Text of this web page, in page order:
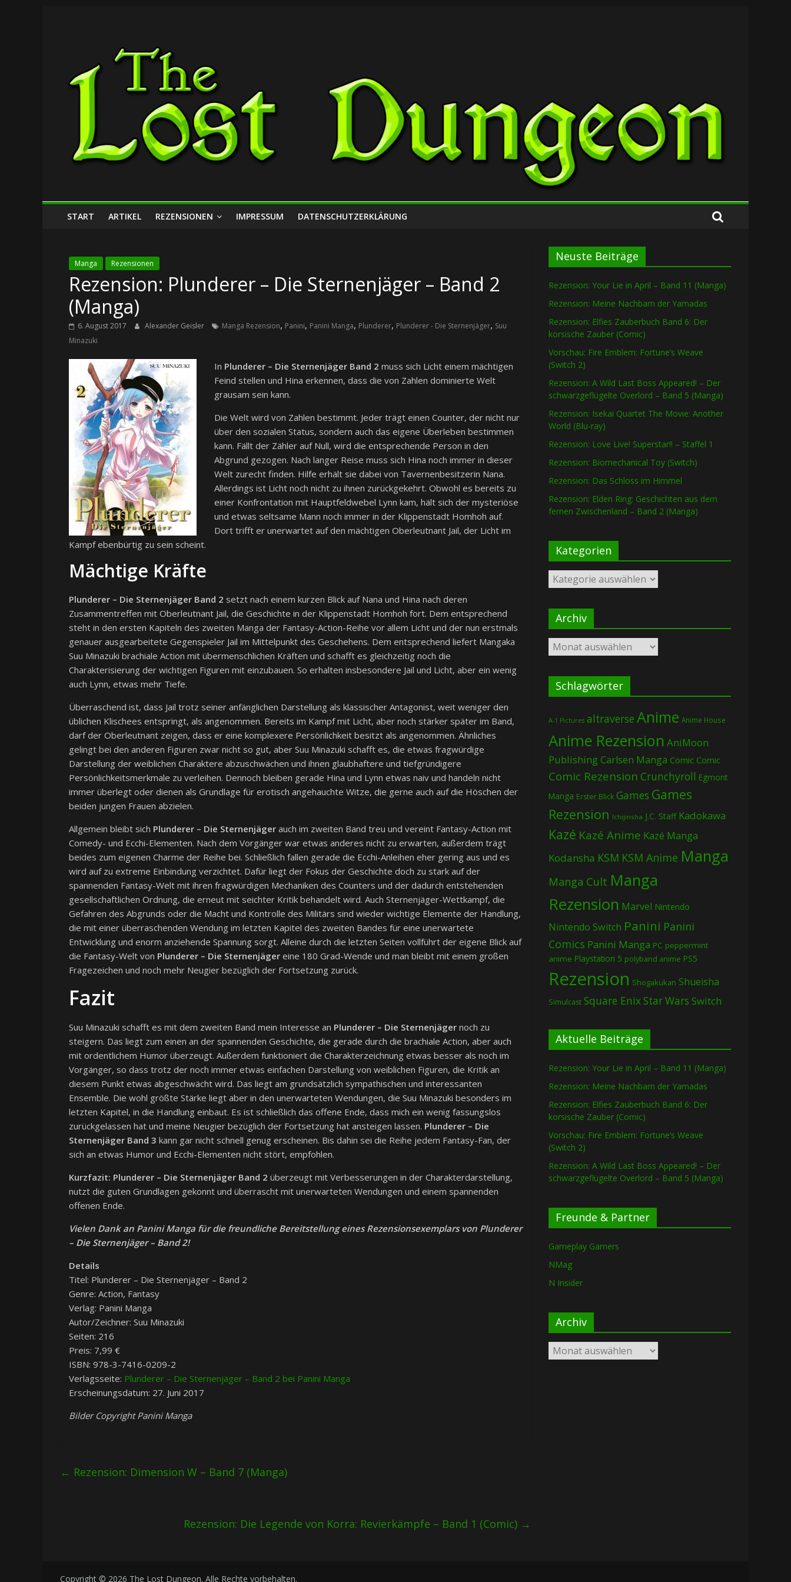
Lost
Dungeon
START ARTIKEL REZENSIONEN IMPRESSUM DATENSCHUTZERKLÄRUNG
Manga Rezensionen
Rezension: Plunderer – Die Sternenjäger – Band 2
(Manga)
6. August 2017 Alexander Geisler Manga Rezension, Panini, Panini Manga, Plunderer, Plunderer - Die Sternenjäger, Suu
Minazuki
In Plunderer – Die Sternenjäger Band 2 muss sich Licht einem mächtigen
Feind stellen und Hina erkennen, dass die von Zahlen dominierte Welt
grausam sein kann.
Die Welt wird von Zahlen bestimmt. Jeder trägt einen Counter, der nicht nur
über den sozialen Status, sondern auch das eigene Überleben bestimmen
kann. Fällt der Zähler auf Null, wird die entsprechende Person in den
Abgrund gezogen. Nach langer Reise muss sich Hina noch immer in dieser
Welt zurecht finden. Hilfe erhält sie dabei von Tavernenbesitzerin Nana.
Allerdings ist Licht noch nicht zu ihnen zurückgekehrt. Obwohl es bereits zu
einer Konfrontation mit Hauptfeldwebel Lynn kam, hält sich der mysteriöse
und etwas seltsame Mann noch immer in der Klippenstadt Homhoh auf.
Dort trifft er unerwartet auf den mächtigen Oberleutnant Jail, der Licht im
Kampf ebenbürtig zu sein scheint.
Mächtige Kräfte
Plunderer – Die Sternenjäger Band 2 setzt nach einem kurzen Blick auf Nana und Hina nach deren
Zusammentreffen mit Oberleutnant Jail, die Geschichte in der Klippenstadt Homhoh fort. Dem entsprechend
steht in den ersten Kapiteln des zweiten Manga der Fantasy-Action-Reihe vor allem Licht und der nun erstmals
genauer ausgearbeitete Gegenspieler Jail im Mittelpunkt des Geschehens. Dem entsprechend liefert Mangaka
Suu Minazuki brachiale Action mit übermenschlichen Kräften und schafft es gleichzeitig noch die
Charakterisierung der wichtigen Figuren mit einzubauen. So erhalten insbesondere Jail und Licht, aber ein wenig
auch Lynn, etwas mehr Tiefe.
Überraschend ist, dass Jail trotz seiner anfänglichen Darstellung als klassischer Antagonist, weit weniger den
üblichen Klischees entspringt, als angenommen. Bereits im Kampf mit Licht, aber noch stärker später im Band,
darf der Oberleutnant zeigen, dass er eine komplexere Persönlichkeit besitzt als angenommen. Ähnliches
gelingt bei den anderen Figuren zwar nicht so gut, aber Suu Minazuki schafft es, die etwas fragwürdige
Darstellung der weiblichen Charaktere abzuschwächen und ihnen glaubhaftere und tiefgründigere
Persönlichkeitsmerkmale zu verleihen. Dennoch bleiben gerade Hina und Lynn etwas naiv und handeln nicht
immer überlegt oder dienen als Grundlage für erotisch angehauchte Witze, die gerne auch auf die Höschen der
beiden jungen Frauen abzielen.
Allgemein bleibt sich Plunderer – Die Sternenjäger auch im zweiten Band treu und vereint Fantasy-Action mit
Comedy- und Ecchi-Elementen. Nach dem Vorgänger war etwas anderes nicht zu erwarten, außerdem trägt
beides zum eigenen Charme der Reihe bei. Schließlich fallen gerade die Ecchi-Anleihen eher gering aus und es
wird auf zu extreme Einbindung verzichtet. Dafür liegt der Fokus der Geschichte doch zu stark auf der
spannenden Fantasy-Welt mit ihren fragwürdigen Mechaniken des Counters und der dadurch entstehenden
gesellschaftlichen Ordnung, die erneut mit seichter Kritik behandelt wird. Auch Sternenjäger-Wettkampf, die
Gefahren des Abgrunds oder die Macht und Kontrolle des Militärs sind wieder wichtige Elemente der Handlung,
die mit einer überraschenden Wendung im letzten Kapitel des zweiten Bandes für eine unerwartete
Entwicklung und enorm anziehende Spannung sorgt. Alleine durch die letzten Seiten vollführt der eigene Blick auf
die Fantasy-Welt von Plunderer – Die Sternenjäger eine 180 Grad-Wende und man bleibt mit einem großen
Fragezeichen und noch mehr Neugier bezüglich der Fortsetzung zurück.
Fazit
Suu Minazuki schafft es mit dem zweiten Band mein Interesse an Plunderer – Die Sternenjäger noch zu
steigern. Das liegt zum einen an der spannenden Geschichte, die gerade durch die brachiale Action, aber auch
mit ordentlichem Humor überzeugt. Außerdem funktioniert die Charakterzeichnung etwas besser als noch im
Vorgänger, so dass trotz der noch immer etwas einfachen Darstellung von weiblichen Figuren, die Kritik an
diesem Punkt etwas abgeschwächt wird. Das liegt am grundsätzlich sympathischen und interessanten
Ensemble. Die wohl größte Stärke liegt aber in den unerwarteten Wendungen, die Suu Minazuki besonders im
letzten Kapitel, in die Handlung einbaut. Es ist schließlich das offene Ende, dass mich ein wenig fassungslos
zurückgelassen hat und meine Neugier bezüglich der Fortsetzung hat ansteigen lassen. Plunderer – Die
Sternenjäger Band 3 kann gar nicht schnell genug erscheinen. Bis dahin sei die Reihe jedem Fantasy-Fan, der
sich an etwas Humor und Ecchi-Elementen nicht stört, empfohlen.
Kurzfazit: Plunderer – Die Sternenjäger Band 2 überzeugt mit Verbesserungen in der Charakterdarstellung,
nutzt die guten Grundlagen gekonnt und überrascht mit unerwarteten Wendungen und einem spannenden
offenen Ende.
Vielen Dank an Panini Manga für die freundliche Bereitstellung eines Rezensionsexemplars von Plunderer
– Die Sternenjäger – Band 2!
Details
Titel: Plunderer – Die Sternenjäger – Band 2
Genre: Action, Fantasy
Verlag: Panini Manga
Autor/Zeichner: Suu Minazuki
Seiten: 216
Preis: 7,99 €
ISBN: 978-3-7416-0209-2
Verlagsseite: Plunderer – Die Sternenjäger – Band 2 bei Panini Manga
Erscheinungsdatum: 27. Juni 2017
Bilder Copyright Panini Manga
← Rezension: Dimension W – Band 7 (Manga)
Rezension: Die Legende von Korra: Revierkämpfe – Band 1 (Comic) →
Neuste Beiträge
Rezension: Your Lie in April – Band 11 (Manga)
Rezension: Meine Nachbarn der Yamadas
Rezension: Elfies Zauberbuch Band 6: Der
korsische Zauber (Comic)
Vorschau: Fire Emblem: Fortune’s Weave
(Switch 2)
Rezension: A Wild Last Boss Appeared! – Der
schwarzgeflügelte Overlord – Band 5 (Manga)
Rezension: Isekai Quartet The Movie: Another
World (Blu-ray)
Rezension: Love Live! Superstar!! – Staffel 1
Rezension: Biomechanical Toy (Switch)
Rezension: Das Schloss im Himmel
Rezension: Elden Ring: Geschichten aus dem
fernen Zwischenland – Band 2 (Manga)
Kategorien
Kategorien
Archiv
Archiv
Schlagwörter
A-1 Pictures altraverse Anime Anime House
Anime Rezension AniMoon
PublishingCarlsen Manga Comic Comic
Comic Rezension Crunchyroll Egmont
Manga Erster Blick Games Games
Rezension Ichijinsha J.C. Staff Kadokawa
Kazé Kazé Anime Kazé Manga
Kodansha KSM KSM Anime Manga
Manga Cult Manga
Rezension Marvel Nintendo
Nintendo Switch Panini Panini
Comics Panini Manga PC peppermint
anime Playstation 5 polyband anime PS5
Rezension Shogakukan Shueisha
Simulcast Square EnixStar Wars Switch
Aktuelle Beiträge
Rezension: Your Lie in April – Band 11 (Manga)
Rezension: Meine Nachbarn der Yamadas
Rezension: Elfies Zauberbuch Band 6: Der
korsische Zauber (Comic)
Vorschau: Fire Emblem: Fortune’s Weave
(Switch 2)
Rezension: A Wild Last Boss Appeared! – Der
schwarzgeflügelte Overlord – Band 5 (Manga)
Freunde & Partner
Gameplay Gamers
NMag
N Insider
Archiv
Archiv
Copyright © 2026 The Lost Dungeon. Alle Rechte vorbehalten.